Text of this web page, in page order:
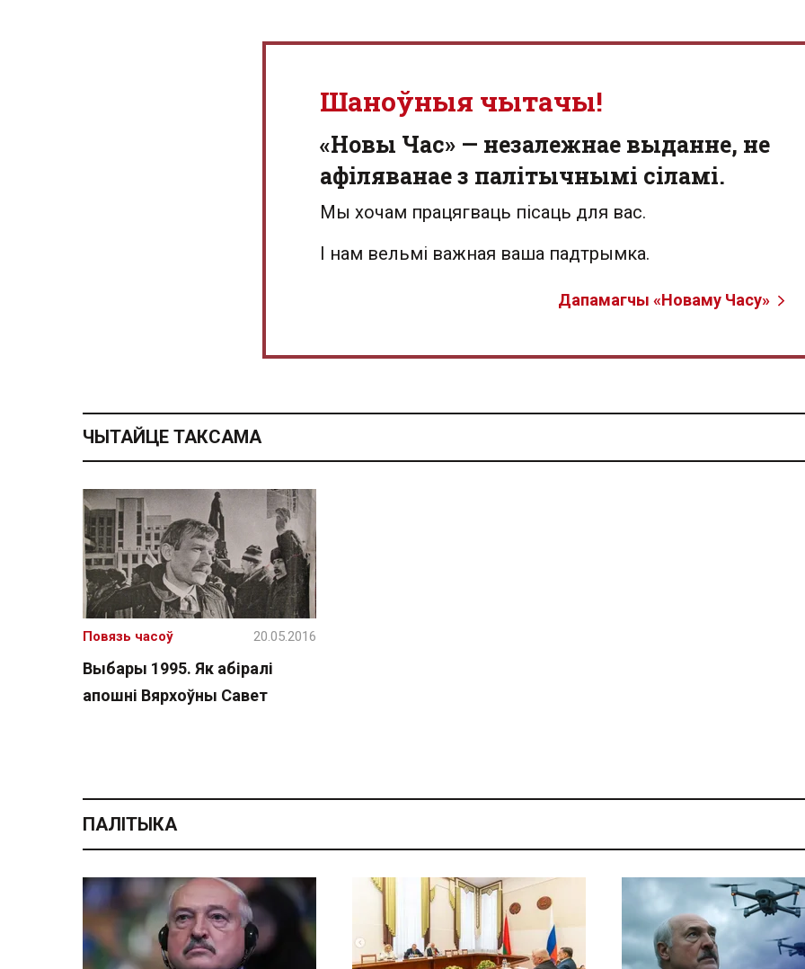
Шаноўныя чытачы!
«Новы Час» — незалежнае выданне, не
афіляванае з палітычнымі сіламі.
Мы хочам працягваць пісаць для вас.
І нам вельмі важная ваша падтрымка.
Дапамагчы «Новаму Часу»
ЧЫТАЙЦЕ ТАКСАМА
Выбары 1995. Як абіралі
апошні Вярхоўны Савет
Повязь часоў 20.05.2016
ПАЛІТЫКА